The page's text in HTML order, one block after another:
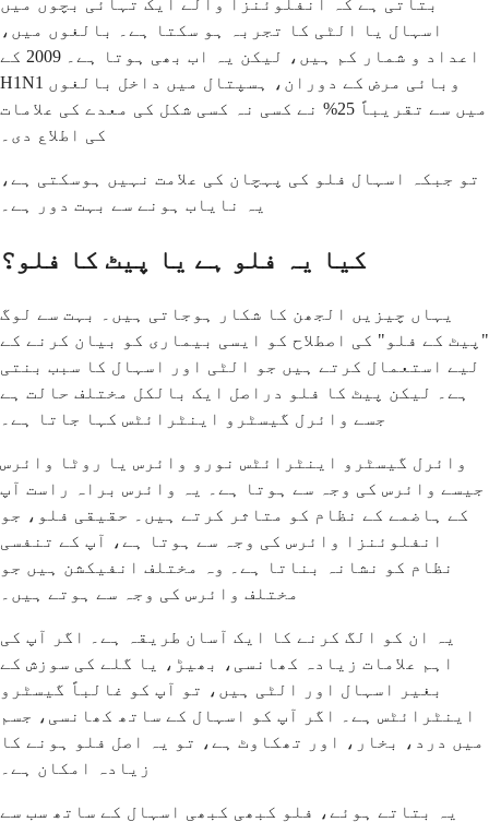
اسہال یا الٹی کا تجربہ ہو سکتا ہے۔ بالغوں میں،
اعداد و شمار کم ہیں، لیکن یہ اب بھی ہوتا ہے۔ 2009 کے
H1N1 وبائی مرض کے دوران، ہسپتال میں داخل بالغوں
میں سے تقریباً 25% نے کسی نہ کسی شکل کی معدے کی علامات
کی اطلاع دی۔
تو جبکہ اسہال فلو کی پہچان کی علامت نہیں ہوسکتی ہے،
یہ نایاب ہونے سے بہت دور ہے۔
کیا یہ فلو ہے یا پیٹ کا فلو؟
یہاں چیزیں الجھن کا شکار ہوجاتی ہیں۔ بہت سے لوگ
"پیٹ کے فلو" کی اصطلاح کو ایسی بیماری کو بیان کرنے کے
لیے استعمال کرتے ہیں جو الٹی اور اسہال کا سبب بنتی
ہے۔ لیکن پیٹ کا فلو دراصل ایک بالکل مختلف حالت ہے
جسے وائرل گیسٹرو اینٹرائٹس کہا جاتا ہے۔
وائرل گیسٹرو اینٹرائٹس نورو وائرس یا روٹا وائرس
جیسے وائرس کی وجہ سے ہوتا ہے۔ یہ وائرس براہ راست آپ
کے ہاضمے کے نظام کو متاثر کرتے ہیں۔ حقیقی فلو، جو
انفلوئنزا وائرس کی وجہ سے ہوتا ہے، آپ کے تنفسی
نظام کو نشانہ بناتا ہے۔ وہ مختلف انفیکشن ہیں جو
مختلف وائرس کی وجہ سے ہوتے ہیں۔
یہ ان کو الگ کرنے کا ایک آسان طریقہ ہے۔ اگر آپ کی
اہم علامات زیادہ کھانسی، بھیڑ، یا گلے کی سوزش کے
بغیر اسہال اور الٹی ہیں، تو آپ کو غالباً گیسٹرو
اینٹرائٹس ہے۔ اگر آپ کو اسہال کے ساتھ کھانسی، جسم
میں درد، بخار، اور تھکاوٹ ہے، تو یہ اصل فلو ہونے کا
زیادہ امکان ہے۔
یہ بتاتے ہوئے، فلو کبھی کبھی اسہال کے ساتھ سب سے